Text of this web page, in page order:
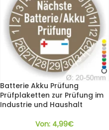
Batterie Akku Prüfung
Prüfplaketten zur Prüfung im
Industrie und Haushalt
Von: 4,99€